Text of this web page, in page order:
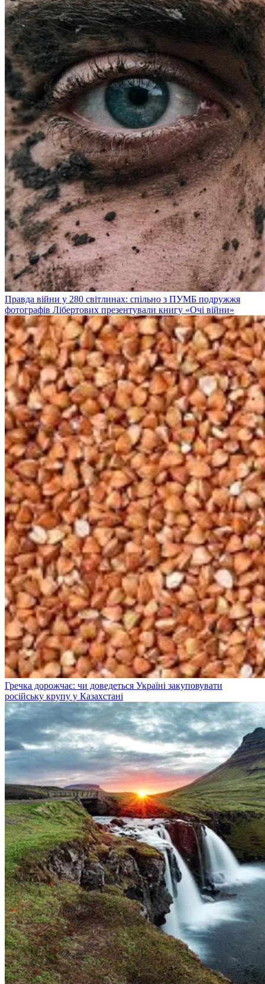
Правда війни у 280 світлинах: спільно з ПУМБ подружжя
фотографів Лібертових презентували книгу «Очі війни»
Гречка дорожчає: чи доведеться Україні закуповувати
російську крупу у Казахстані